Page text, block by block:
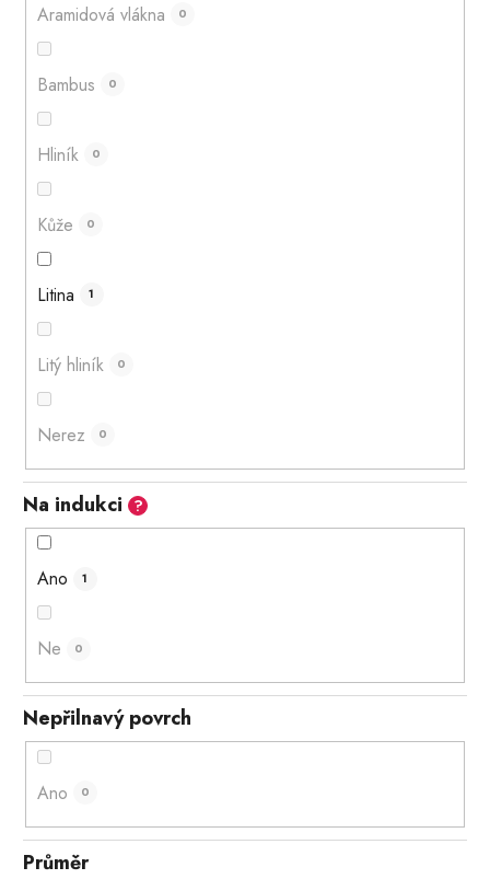
Aramidová vlákna 0
Bambus 0
Hliník 0
Kůže 0
Litina 1
Litý hliník 0
Nerez 0
Na indukci ?
Ano 1
Ne 0
Nepřilnavý povrch
Ano 0
Průměr